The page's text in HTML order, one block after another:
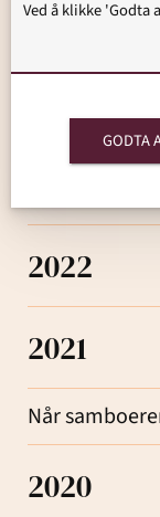
Arv bare til
2022
2021
Når
2020
Ved å klikke 'Godta
GODTA